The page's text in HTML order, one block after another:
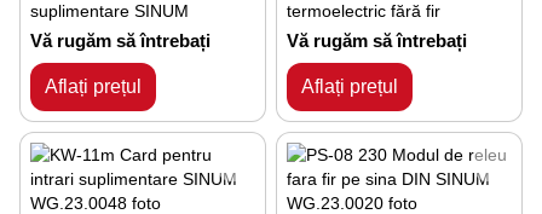
suplimentare SINUM
Vă rugăm să întrebați
Aflați prețul
termoelectric fără fir
Vă rugăm să întrebați
Aflați prețul